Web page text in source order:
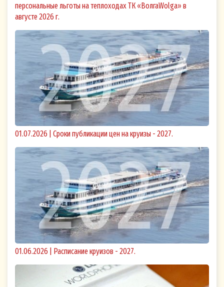
персональные льготы на теплоходах ТК «ВолгаWolga» в
августе 2026 г.
01.07.2026 | Сроки публикации цен на круизы - 2027.
01.06.2026 | Расписание круизов - 2027.